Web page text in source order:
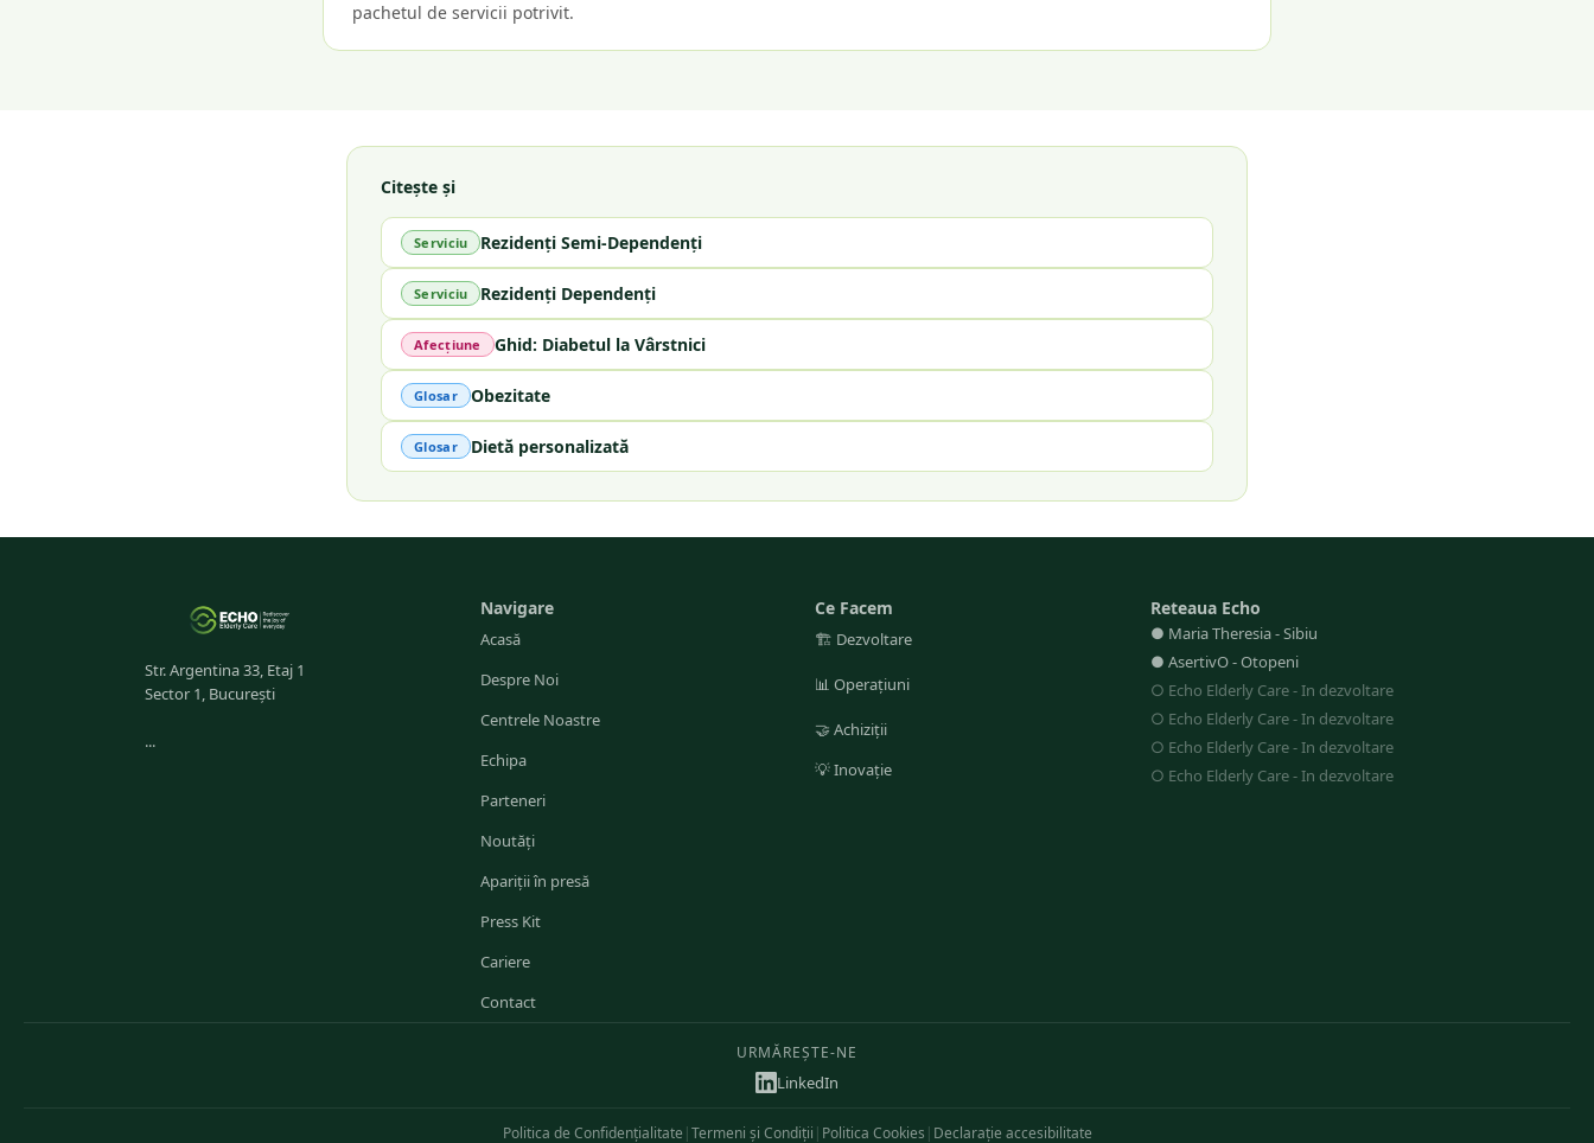
pachetul de servicii potrivit.
Citește și
Serviciu Rezidenți Semi-Dependenți
Serviciu Rezidenți Dependenți
Afecțiune Ghid: Diabetul la Vârstnici
Glosar Obezitate
Glosar Dietă personalizată
Str. Argentina 33, Etaj 1
Sector 1, București
...
Navigare
Acasă
Despre Noi
Centrele Noastre
Echipa
Parteneri
Noutăți
Apariții în presă
Press Kit
Cariere
Contact
Ce Facem
🏗️ Dezvoltare
📊 Operațiuni
🤝 Achiziții
💡Inovație
Reteaua Echo
● Maria Theresia-Sibiu
● AsertivO-Otopeni
○ Echo Elderly Care-In dezvoltare
○ Echo Elderly Care-In dezvoltare
○ Echo Elderly Care-In dezvoltare
○ Echo Elderly Care-In dezvoltare
URMĂREȘTE-NE
LinkedIn
Politica de Confidențialitate |Termeni și Condiții | Politica Cookies | Declarație accesibilitate